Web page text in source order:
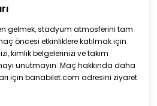
gelmek, stadyum atmosferini tam
öncesi etkinliklere katılmak için
kimlik belgelerinizi ve takım
unutmayın. Maç hakkında daha
için banabilet.com adresini ziyaret